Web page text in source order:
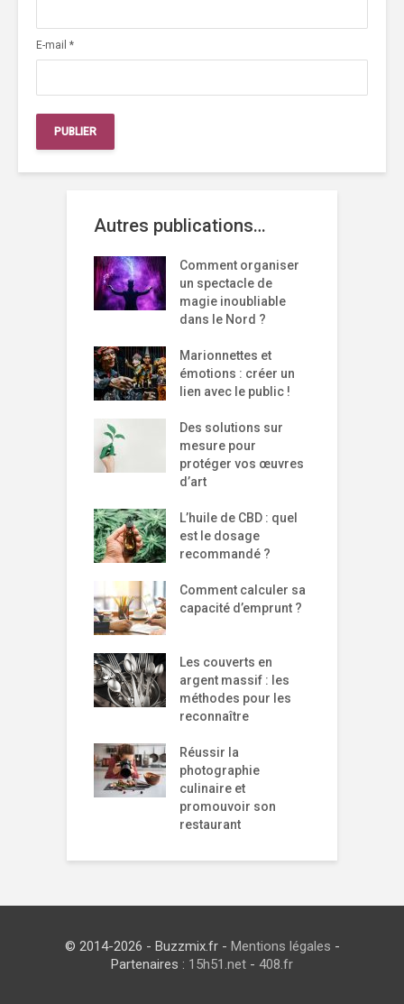
E-mail *
Autres publications…
Comment organiser
un spectacle de
magie inoubliable
dans le Nord ?
Marionnettes et
émotions : créer un
lien avec le public !
Des solutions sur
mesure pour
protéger vos œuvres
d’art
L’huile de CBD : quel
est le dosage
recommandé ?
Comment calculer sa
capacité d’emprunt ?
Les couverts en
argent massif : les
méthodes pour les
reconnaître
Réussir la
photographie
culinaire et
promouvoir son
restaurant
© 2014-2026 - Buzzmix.fr - Mentions légales -
Partenaires : 15h51.net - 408.fr